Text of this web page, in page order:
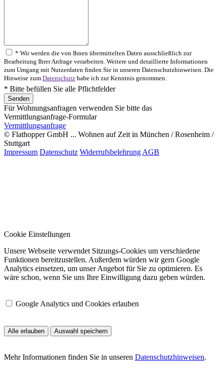
* Wir werden die von Ihnen übermittelten Daten ausschließlich zur
Bearbeitung Ihrer Anfrage verarbeiten. Weitere und detaillierte Informationen
zum Umgang mit Nutzerdaten finden Sie in unseren Datenschutzhinweisen. Die
Hinweise zum Datenschutz habe ich zur Kenntnis genommen.
* Bitte befüllen Sie alle Pflichtfelder
Für Wohnungsanfragen verwenden Sie bitte das
Vermittlungsanfrage-Formular
Vermittlungsanfrage
© Flathopper GmbH ... Wohnen auf Zeit in München / Rosenheim /
Stuttgart
Impressum Datenschutz Widerrufsbelehrung AGB
Cookie Einstellungen
Unsere Webseite verwendet Sitzungs-Cookies um verschiedene
Funktionen bereitzustellen. Außerdem würden wir gern Google
Analytics einsetzen, um unser Angebot für Sie zu optimieren. Es
wäre schon, wenn Sie uns Ihre Einwilligung dazu geben würden.
Google Analytics und Cookies erlauben
Alle erlauben Auswahl speichern
Mehr Informationen finden Sie in unseren Datenschutzhinweisen.